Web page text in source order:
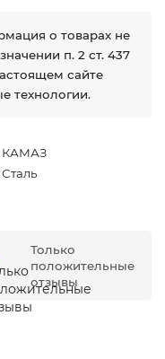
о товарах не
п. 2 ст. 437
сайте
технологии.
КАМАЗ
Сталь
Только
положительные
отзывы